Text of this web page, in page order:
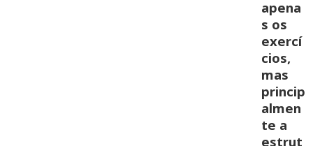
apena
s os
exercí
cios,
mas
princip
almen
te a
estrut